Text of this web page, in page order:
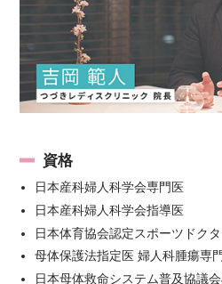
資格
日本産科婦人科学会専門医
日本産科婦人科学会指導医
日本体育協会認定スポーツドク
母体保護法指定医 婦人科腫瘍専
日本母体救命システム普及協議